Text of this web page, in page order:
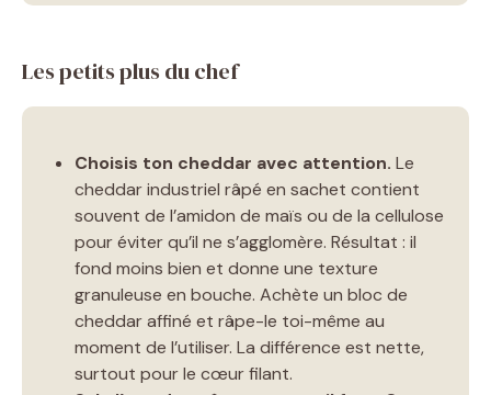
Les petits plus du chef
Choisis ton cheddar avec attention. Le
cheddar industriel râpé en sachet contient
souvent de l’amidon de maïs ou de la cellulose
pour éviter qu’il ne s’agglomère. Résultat : il
fond moins bien et donne une texture
granuleuse en bouche. Achète un bloc de
cheddar affiné et râpe-le toi-même au
moment de l’utiliser. La différence est nette,
surtout pour le cœur filant.